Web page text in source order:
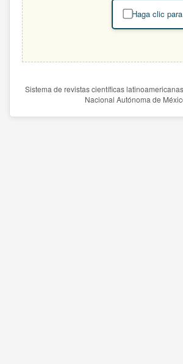
Haga clic
Sistema de revistas científicas
Nacional Autónoma de